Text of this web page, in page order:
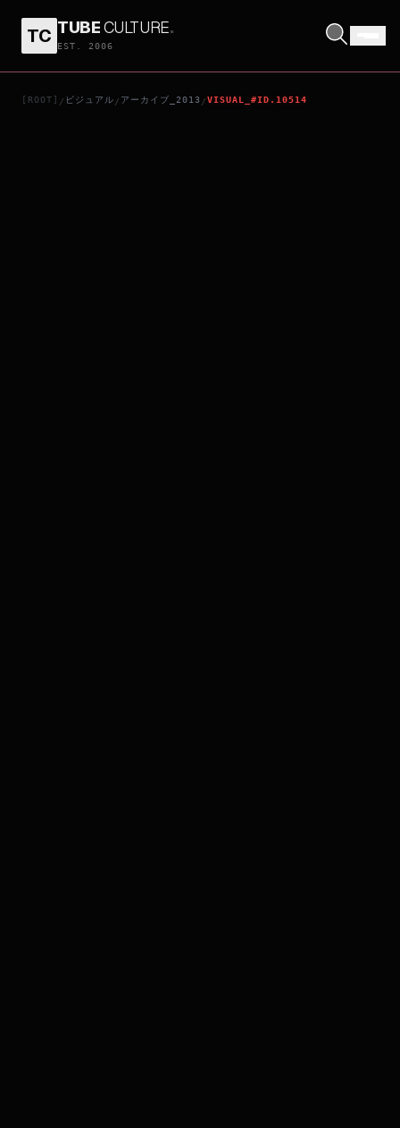
TC TUBECULTURE.
EST. 2006
[ROOT] / ビジュアル / アーカイブ_2013 /VISUAL_#ID.10514
CARRIE